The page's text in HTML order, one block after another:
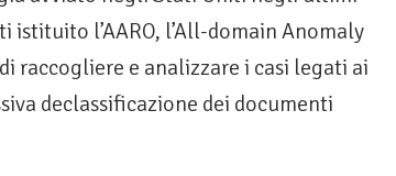
l’AARO, l’All-domain Anomaly
raccogliere e analizzare i casi legati ai
declassificazione dei documenti